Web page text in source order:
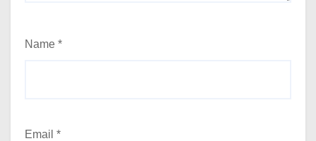
Name *
Email *